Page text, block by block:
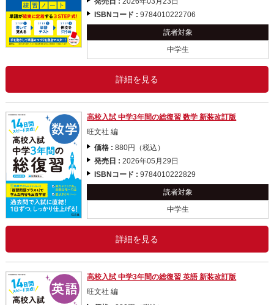
ISBNコード :9784010222706
読者対象
中学生
詳細を見る
高校入試 中学3年間の総復習 数学 新装改訂版
旺文社 編
価格 :880円（税込）
発売日 :2026年05月29日
ISBNコード :9784010222829
読者対象
中学生
詳細を見る
高校入試 中学3年間の総復習 英語 新装改訂版
旺文社 編